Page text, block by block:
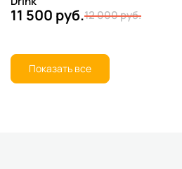
11 500 руб.12 000 руб.
Показать все